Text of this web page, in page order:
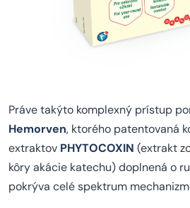
Práve takýto komplexný prístup
Hemorven, ktorého patentovaná
extraktov PHYTOCOXIN (extrakt
kôry akácie katechu) doplnená o
pokrýva celé spektrum